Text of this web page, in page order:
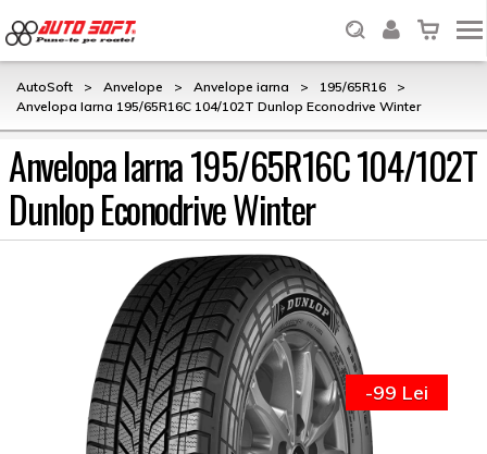
AutoSoft > Anvelope > Anvelope iarna > 195/65R16
>
Anvelopa Iarna 195/65R16C 104/102T Dunlop Econodrive Winter
Anvelopa Iarna 195/65R16C 104/102T
Dunlop Econodrive Winter
-99 Lei